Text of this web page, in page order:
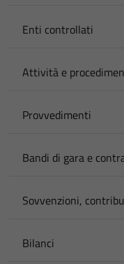
Enti controllati
Attività e
Provvedimenti
Bandi di gara e
Sovvenzioni,
Bilanci